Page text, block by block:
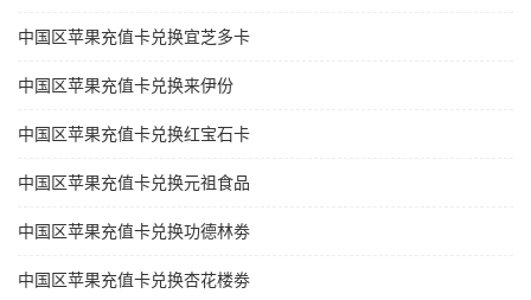
中国区苹果充值卡兑换宜芝多卡
中国区苹果充值卡兑换来伊份
中国区苹果充值卡兑换红宝石卡
中国区苹果充值卡兑换元祖食品
中国区苹果充值卡兑换功德林劵
中国区苹果充值卡兑换杏花楼劵